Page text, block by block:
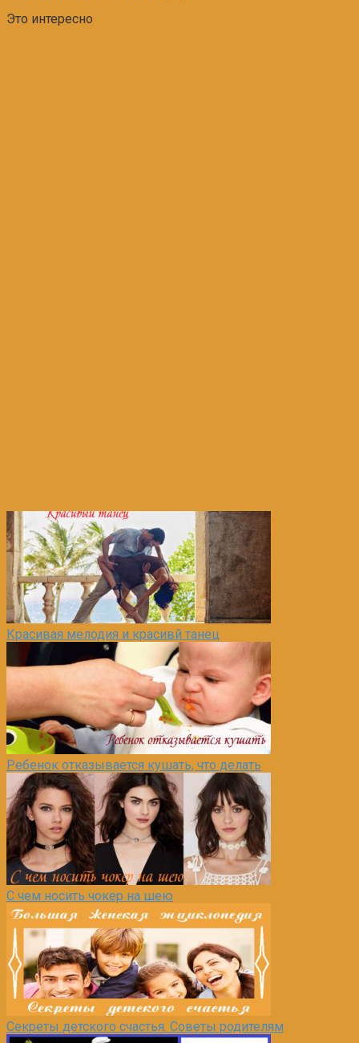
Это интересно
Красивая мелодия и красивй танец
Ребенок отказывается кушать, что делать
С чем носить чокер на шею
Секреты детского счастья. Советы родителям